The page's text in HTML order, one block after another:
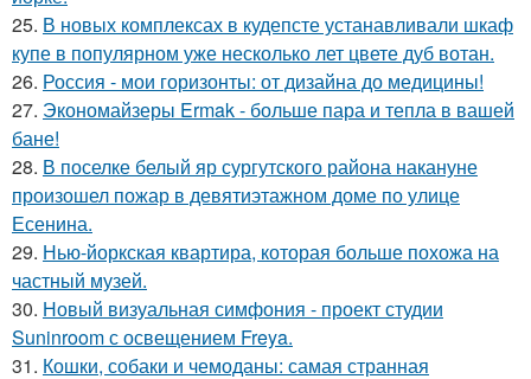
25. В новых комплексах в кудепсте устанавливали шкаф
купе в популярном уже несколько лет цвете дуб вотан.
26. Россия - мои горизонты: от дизайна до медицины!
27. Экономайзеры Ermak - больше пара и тепла в вашей
бане!
28. В поселке белый яр сургутского района накануне
произошел пожар в девятиэтажном доме по улице
Есенина.
29. Нью-йоркская квартира, которая больше похожа на
частный музей.
30. Новый визуальная симфония - проект студии
Suninroom с освещением Freya.
31. Кошки, собаки и чемоданы: самая странная